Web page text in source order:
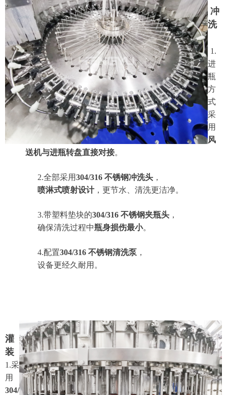
冲
洗
1.
进
瓶
方
式
采
用
风
送机与进瓶转盘直接对接。
2.全部采用304/316 不锈钢冲洗头 ，
喷淋式喷射设计，更节水、清洗更洁净。
3.带塑料垫块的304/316 不锈钢夹瓶头 ，
确保清洗过程中瓶身损伤最小。
4.配置304/316 不锈钢清洗泵 ，
设备更经久耐用。
灌
装
1.采
用
304/